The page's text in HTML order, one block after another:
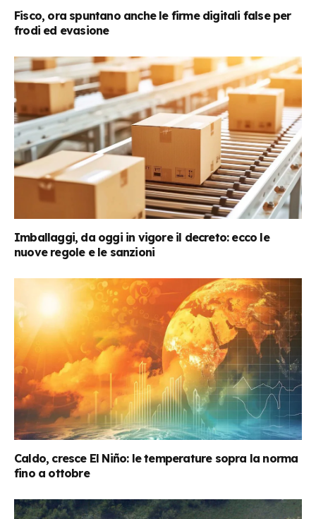
Fisco, ora spuntano anche le firme digitali false per
frodi ed evasione
Imballaggi, da oggi in vigore il decreto: ecco le
nuove regole e le sanzioni
Caldo, cresce El Niño: le temperature sopra la norma
fino a ottobre